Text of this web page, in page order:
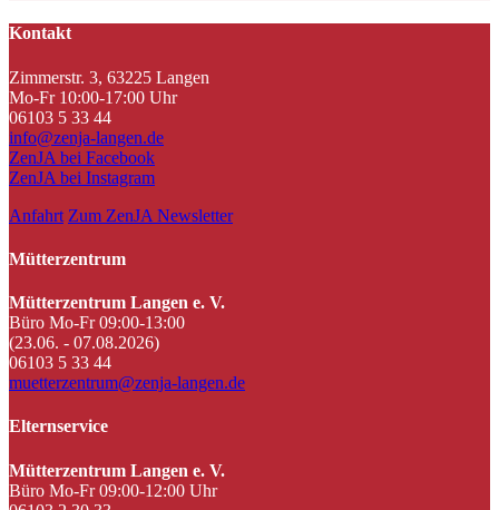
Kontakt
Zimmerstr. 3, 63225 Langen
Mo-Fr 10:00-17:00 Uhr
06103 5 33 44
info@zenja-langen.de
ZenJA bei Facebook
ZenJA bei Instagram
Anfahrt Zum ZenJA Newsletter
Mütterzentrum
Mütterzentrum Langen e. V.
Büro Mo-Fr 09:00-13:00
(23.06. - 07.08.2026)
06103 5 33 44
muetterzentrum@zenja-langen.de
Elternservice
Mütterzentrum Langen e. V.
Büro Mo-Fr 09:00-12:00 Uhr